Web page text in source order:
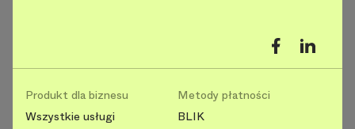
Produkt dla biznesu
Wszystkie usługi
Metody płatności
BLIK